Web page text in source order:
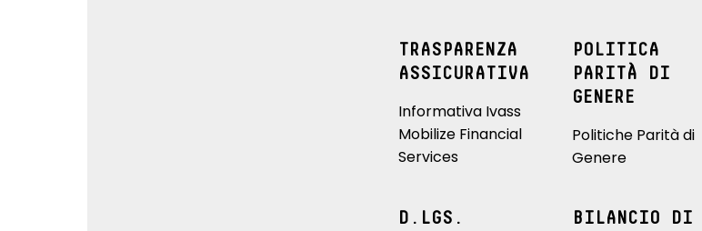
TRASPARENZA
ASSICURATIVA
Informativa Ivass
Mobilize Financial
Services
POLITICA
PARITÀ DI
GENERE
Politiche Parità di
Genere
D.LGS.
BILANCIO DI